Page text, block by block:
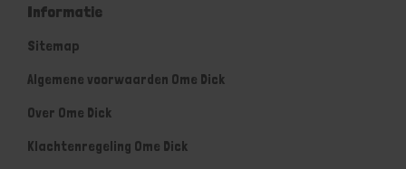
Informatie
Sitemap
Algemene voorwaarden Ome Dick
Over Ome Dick
Klachtenregeling Ome Dick